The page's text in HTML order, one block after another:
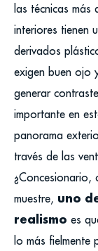
las técnicas
interiores tienen
derivados
exigen buen ojo
generar
importante en
panorama
través de las
¿Concesionario,
muestre, uno
realismo es
lo más